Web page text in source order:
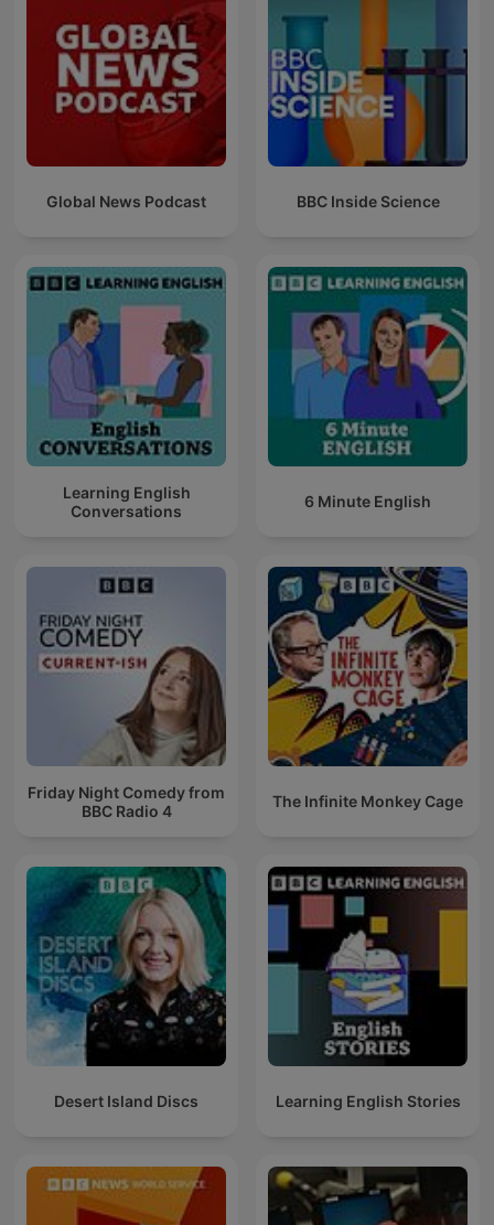
Global News Podcast BBC Inside Science
Learning English
Conversations
6 Minute English
Friday Night Comedy from
BBC Radio 4
The Infinite Monkey Cage
Desert Island Discs Learning English Stories